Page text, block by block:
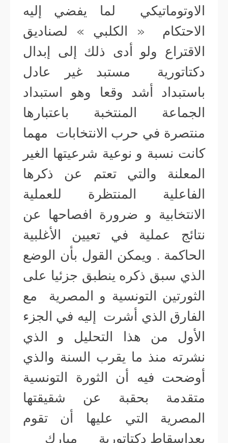
الاوتوماتيكي لما يفضي إليه
الاحتكام « الكلبي » لصناديق
الاقتراع ولو أدى ذلك إلى إبدال
دكتاتورية مستبد غير عادل
باستبداد أشد وقعا وهو استبداد
الجماعة المنتخبة باعتبارها
منتصرة في حرب الانتخابات مهما
كانت نسبة و نوعية شرعيتها الغير
المعلنة والتي تعتم عن ذكرها
الفاعلية المنتظرة للعملية
الانتخابية و ضرورة افصاحها عن
نتائج عملية في تعيين الأغلبية
الحاكمة . ويمكن القول بأن الوضع
الذي سبق ذكره ينطبق جزئيا على
الثورتين التونسية و المصرية مع
الفارق الذي أشرت إليه في الجزء
الأول من هذا التحليل و الذي
نشرته منذ ما يقرب السنة والذي
أوضحت فيه أن الثورة التونسية
متقدمة بحقبة عن شقيقتها
المصرية التي عليها أن تقوم
بعدإسقاط دكتاتورية مبارك